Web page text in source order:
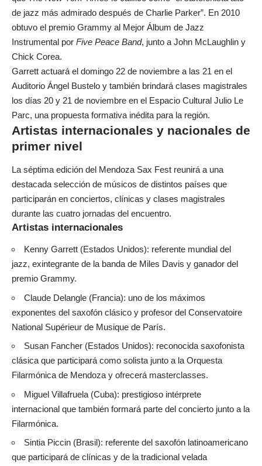
de jazz más admirado después de Charlie Parker”. En 2010
obtuvo el premio Grammy al Mejor Álbum de Jazz
Instrumental por Five Peace Band, junto a John McLaughlin y
Chick Corea.
Garrett actuará el domingo 22 de noviembre a las 21 en el
Auditorio Ángel Bustelo y también brindará clases magistrales
los días 20 y 21 de noviembre en el Espacio Cultural Julio Le
Parc, una propuesta formativa inédita para la región.
Artistas internacionales y nacionales de
primer nivel
La séptima edición del Mendoza Sax Fest reunirá a una
destacada selección de músicos de distintos países que
participarán en conciertos, clínicas y clases magistrales
durante las cuatro jornadas del encuentro.
Artistas internacionales
Kenny Garrett (Estados Unidos): referente mundial del
jazz, exintegrante de la banda de Miles Davis y ganador del
premio Grammy.
Claude Delangle (Francia): uno de los máximos
exponentes del saxofón clásico y profesor del Conservatoire
National Supérieur de Musique de París.
Susan Fancher (Estados Unidos): reconocida saxofonista
clásica que participará como solista junto a la Orquesta
Filarmónica de Mendoza y ofrecerá masterclasses.
Miguel Villafruela (Cuba): prestigioso intérprete
internacional que también formará parte del concierto junto a la
Filarmónica.
Sintia Piccin (Brasil): referente del saxofón latinoamericano
que participará de clínicas y de la tradicional velada